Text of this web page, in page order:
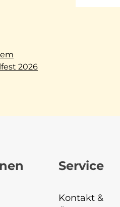
2026
Service
Kontakt &